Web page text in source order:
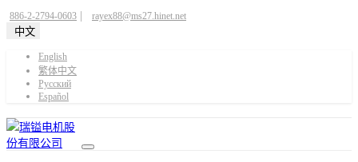
886-2-2794-0603 rayex88@ms27.hinet.net
中文
English
繁体中文
Pусский
Español